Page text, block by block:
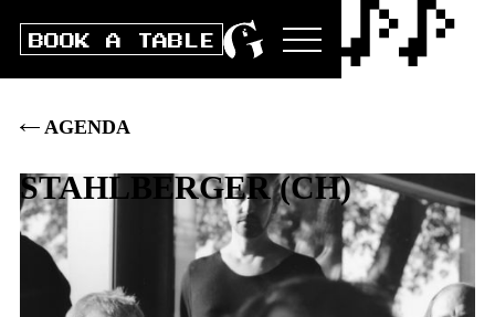
BOOK A TABLE
AGENDA
STAHLBERGER(CH)
MAI 2022